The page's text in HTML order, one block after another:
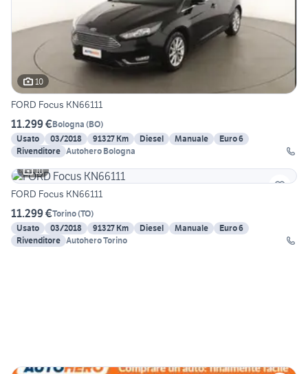
10
FORD Focus KN66111
11.299 €Bologna (BO)
Usato
03/2018 91327 Km Diesel Manuale
Euro 6
Rivenditore Autohero Bologna
10
FORD Focus KN66111
11.299 €Torino(TO)
Usato
03/2018 91327 Km Diesel Manuale
Euro 6
Rivenditore Autohero Torino